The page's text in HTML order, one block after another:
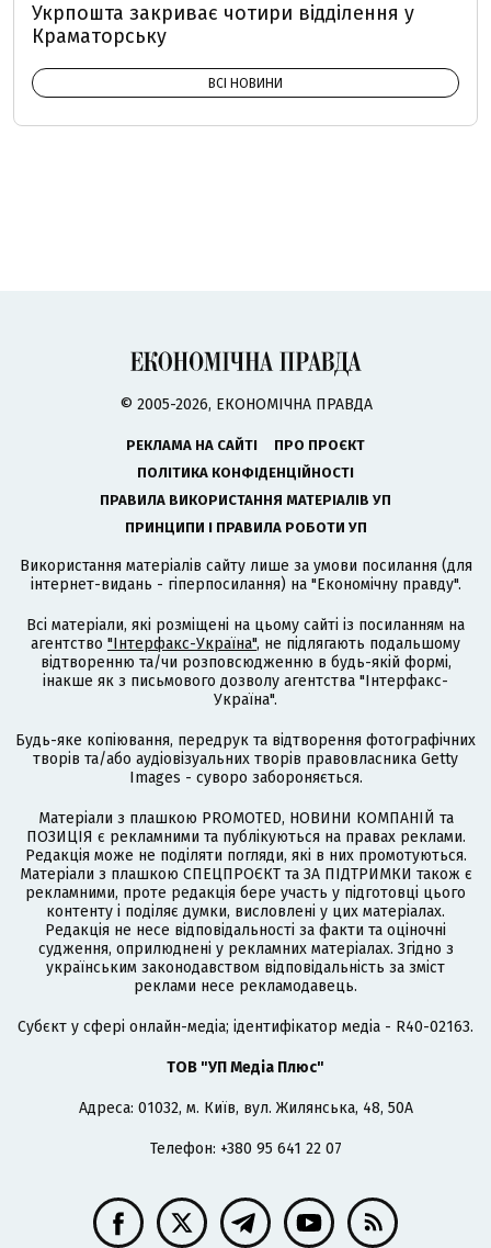
Укрпошта закриває чотири відділення у
Краматорську
ВСІ НОВИНИ
© 2005-2026, ЕКОНОМІЧНА ПРАВДА
РЕКЛАМА НА САЙТІ
ПРО ПРОЄКТ
ПОЛІТИКА КОНФІДЕНЦІЙНОСТІ
ПРАВИЛА ВИКОРИСТАННЯ МАТЕРІАЛІВ УП
ПРИНЦИПИ І ПРАВИЛА РОБОТИ УП
Використання матеріалів сайту лише за умови посилання (для
інтернет-видань - гіперпосилання) на "Економічну правду".
Всі матеріали, які розміщені на цьому сайті із посиланням на
агентство "Інтерфакс-Україна", не підлягають подальшому
відтворенню та/чи розповсюдженню в будь-якій формі,
інакше як з письмового дозволу агентства "Інтерфакс-
Україна".
Будь-яке копіювання, передрук та відтворення фотографічних
творів та/або аудіовізуальних творів правовласника Getty
Images - суворо забороняється.
Матеріали з плашкою PROMOTED, НОВИНИ КОМПАНІЙ та
ПОЗИЦІЯ є рекламними та публікуються на правах реклами.
Редакція може не поділяти погляди, які в них промотуються.
Матеріали з плашкою СПЕЦПРОЄКТ та ЗА ПІДТРИМКИ також є
рекламними, проте редакція бере участь у підготовці цього
контенту і поділяє думки, висловлені у цих матеріалах.
Редакція не несе відповідальності за факти та оціночні
судження, оприлюднені у рекламних матеріалах. Згідно з
українським законодавством відповідальність за зміст
реклами несе рекламодавець.
Cубєкт у сфері онлайн-медіа; ідентифікатор медіа - R40-02163.
ТОВ "УП Медіа Плюс"
Адреса: 01032, м. Київ, вул. Жилянська, 48, 50А
Телефон: +380 95 641 22 07